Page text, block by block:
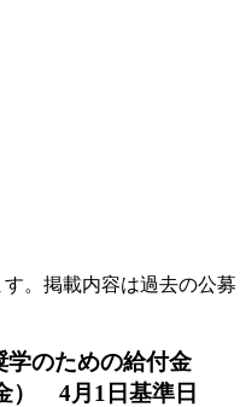
。 掲載内容は過去の公募
学のための給付金
） 4月1日基準日